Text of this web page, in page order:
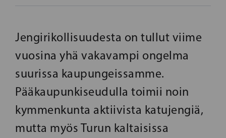
Jengirikollisuudesta on tullut viime
vuosina yhä vakavampi ongelma
suurissa kaupungeissamme.
Pääkaupunkiseudulla toimii noin
kymmenkunta aktiivista katujengiä,
mutta myös Turun kaltaisissa